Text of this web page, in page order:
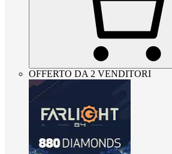
OFFERTO DA 2 VENDITORI